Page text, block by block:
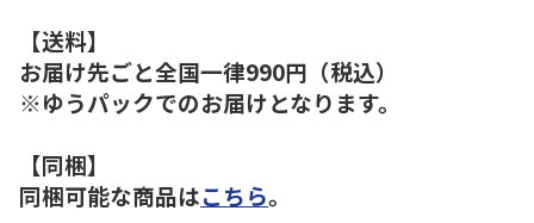
【送料】
お届け先ごと全国一律990円（税込）
※ゆうパックでのお届けとなります。
【同梱】
同梱可能な商品はこちら。